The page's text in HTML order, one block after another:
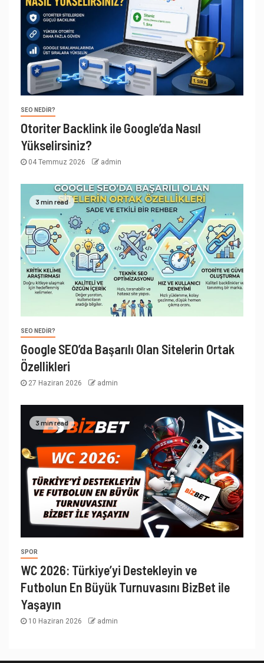
SEO NEDIR?
Otoriter Backlink ile Google’da Nasıl
Yükselirsiniz?
04 Temmuz 2026 admin
3 min read
SEO NEDIR?
Google SEO’da Başarılı Olan Sitelerin Ortak
Özellikleri
27 Haziran 2026 admin
3 min read
SPOR
WC 2026: Türkiye’yi Destekleyin ve
Futbolun En Büyük Turnuvasını BizBet ile
Yaşayın
10 Haziran 2026 admin